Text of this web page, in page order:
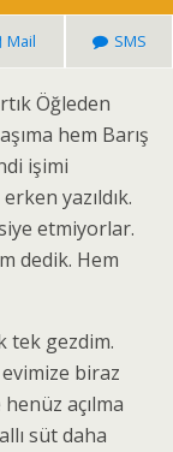
Mail SMS
Öğleden
hem Barış
işimi
yazıldık.
etmiyorlar.
dedik. Hem
tek gezdim.
biraz
açılma
süt daha